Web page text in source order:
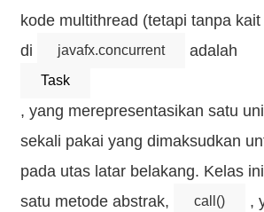
kode multithread (tetapi tanpa
di
javafx.concurrent adalah
Task
, yang merepresentasikan satu
sekali pakai yang dimaksudkan
pada utas latar belakang. Kelas
satu metode abstrak,
call()
,